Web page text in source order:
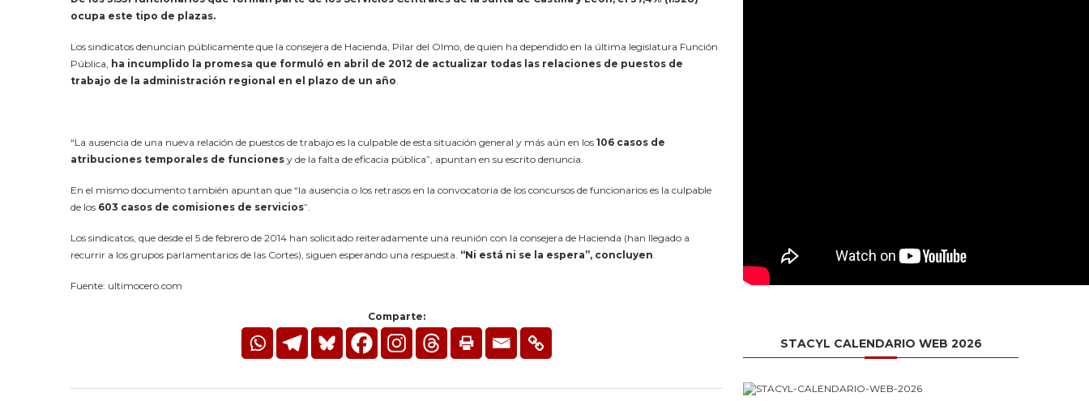
ocupa este tipo de plazas.
Los sindicatos denuncian públicamente que la consejera de Hacienda, Pilar del Olmo, de quien ha dependido en la última legislatura Función
Pública, ha incumplido la promesa que formuló en abril de 2012 de actualizar todas las relaciones de puestos de
trabajo de la administración regional en el plazo de un año.
“La ausencia de una nueva relación de puestos de trabajo es la culpable de esta situación general y más aún en los 106 casos de
atribuciones temporales de funciones y de la falta de eficacia pública”, apuntan en su escrito denuncia.
En el mismo documento también apuntan que “la ausencia o los retrasos en la convocatoria de los concursos de funcionarios es la culpable
de los 603 casos de comisiones de servicios”.
Los sindicatos, que desde el 5 de febrero de 2014 han solicitado reiteradamente una reunión con la consejera de Hacienda (han llegado a
recurrir a los grupos parlamentarios de las Cortes), siguen esperando una respuesta. “Ni está ni se la espera”, concluyen.
Fuente: ultimocero.com
Comparte:
STACYL CALENDARIO WEB 2026